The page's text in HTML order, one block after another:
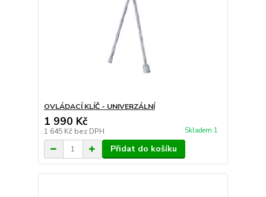
OVLÁDACÍ KLÍČ - UNIVERZÁLNÍ
1 990 Kč
1 645 Kč bez DPH Skladem 1
Přidat do košíku